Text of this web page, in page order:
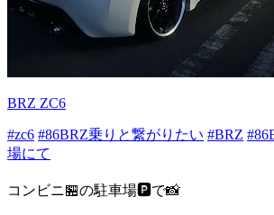
BRZ ZC6
#zc6 #86BRZ乗りと繋がりたい #BRZ
場にて
コンビニ🏪の駐車場🅿️で📸